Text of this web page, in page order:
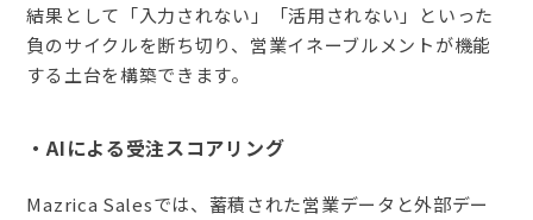
結果として「入力されない」「活用されない」といった
負のサイクルを断ち切り、営業イネーブルメントが機能
する土台を構築できます。
・AIによる受注スコアリング
Mazrica Salesでは、蓄積された営業データと外部デー